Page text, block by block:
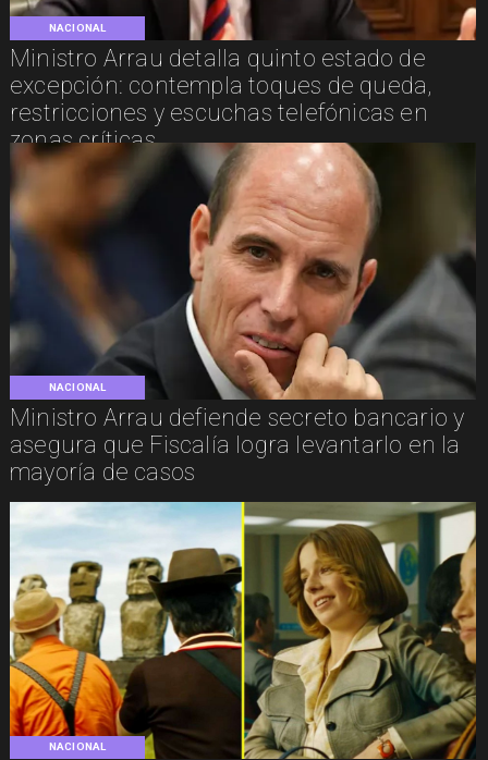
NACIONAL
Ministro Arrau detalla quinto estado de
excepción: contempla toques de queda,
restricciones y escuchas telefónicas en
zonas críticas
NACIONAL
Ministro Arrau defiende secreto bancario y
asegura que Fiscalía logra levantarlo en la
mayoría de casos
NACIONAL